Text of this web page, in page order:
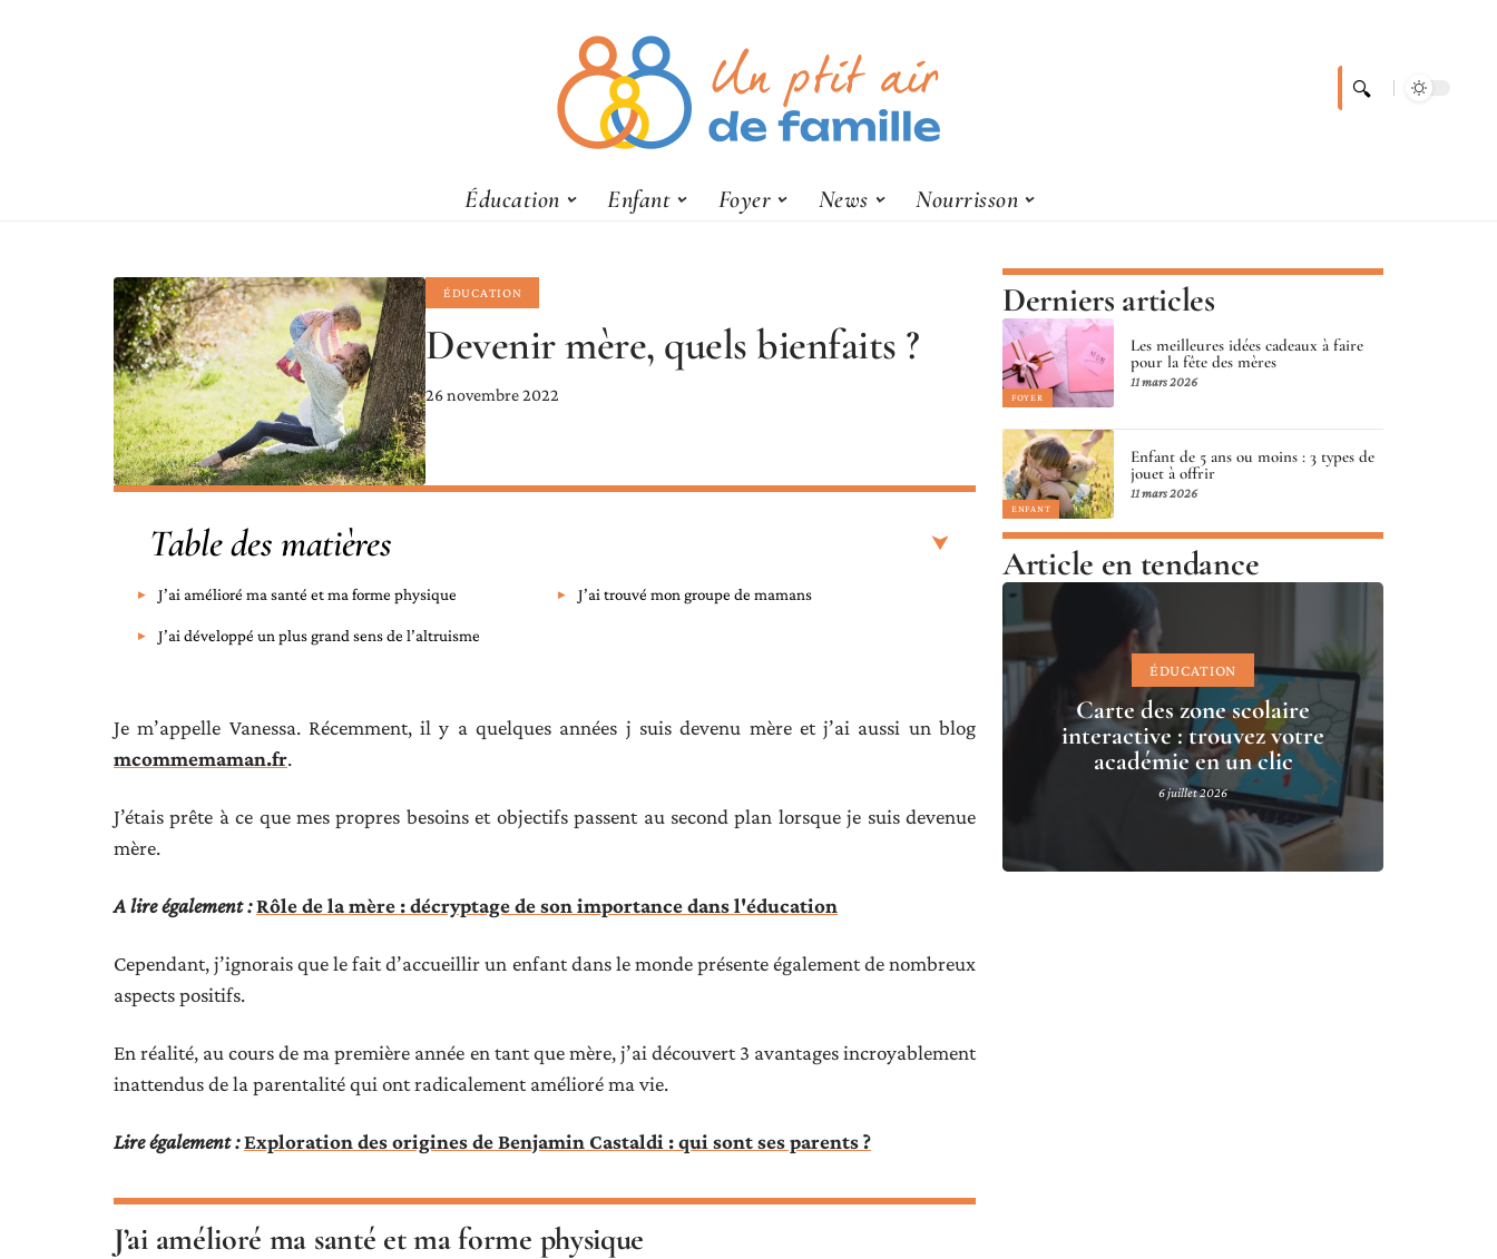
Éducation Enfant Foyer News Nourrisson
ÉDUCATION
Devenir mère, quels bienfaits ?
26 novembre 2022
Table des matières
J’ai amélioré ma santé et ma forme physique J’ai trouvé mon groupe de mamans
J’ai développé un plus grand sens de l’altruisme
Je m’appelle Vanessa. Récemment, il y a quelques années j suis devenu mère et j’ai aussi un blog
mcommemaman.fr.
J’étais prête à ce que mes propres besoins et objectifs passent au second plan lorsque je suis devenue
mère.
A lire également :Rôle de la mère : décryptage de son importance dans l'éducation
Cependant, j’ignorais que le fait d’accueillir un enfant dans le monde présente également de nombreux
aspects positifs.
En réalité, au cours de ma première année en tant que mère, j’ai découvert 3 avantages incroyablement
inattendus de la parentalité qui ont radicalement amélioré ma vie.
Lire également :Exploration des origines de Benjamin Castaldi : qui sont ses parents ?
J’ai amélioré ma santé et ma forme physique
Derniers articles
FOYER
Les meilleures idées cadeaux à faire
pour la fête des mères
11 mars 2026
ENFANT
Enfant de 5 ans ou moins : 3 types de
jouet à offrir
11 mars 2026
Article en tendance
ÉDUCATION
Carte des zone scolaire
interactive : trouvez votre
académie en un clic
6 juillet 2026